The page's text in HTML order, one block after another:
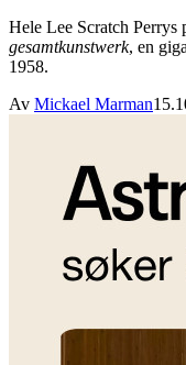
Hele Lee Scratch Perrys
gesamtkunstwerk, en
1958.
Av Mickael Marman